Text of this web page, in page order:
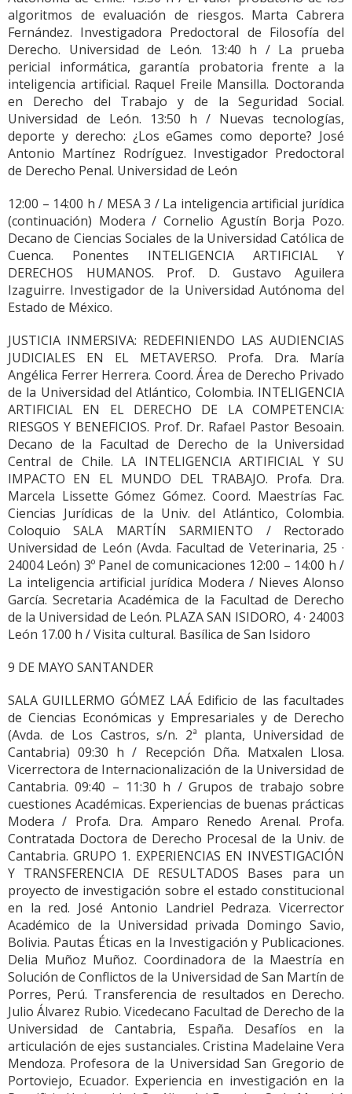
algoritmos de evaluación de riesgos. Marta Cabrera
Fernández. Investigadora Predoctoral de Filosofía del
Derecho. Universidad de León. 13:40 h / La prueba
pericial informática, garantía probatoria frente a la
inteligencia artificial. Raquel Freile Mansilla. Doctoranda
en Derecho del Trabajo y de la Seguridad Social.
Universidad de León. 13:50 h / Nuevas tecnologías,
deporte y derecho: ¿Los eGames como deporte? José
Antonio Martínez Rodríguez. Investigador Predoctoral
de Derecho Penal. Universidad de León
12:00 – 14:00 h / MESA 3 / La inteligencia artificial jurídica
(continuación) Modera / Cornelio Agustín Borja Pozo.
Decano de Ciencias Sociales de la Universidad Católica de
Cuenca. Ponentes INTELIGENCIA ARTIFICIAL Y
DERECHOS HUMANOS. Prof. D. Gustavo Aguilera
Izaguirre. Investigador de la Universidad Autónoma del
Estado de México.
JUSTICIA INMERSIVA: REDEFINIENDO LAS AUDIENCIAS
JUDICIALES EN EL METAVERSO. Profa. Dra. María
Angélica Ferrer Herrera. Coord. Área de Derecho Privado
de la Universidad del Atlántico, Colombia. INTELIGENCIA
ARTIFICIAL EN EL DERECHO DE LA COMPETENCIA:
RIESGOS Y BENEFICIOS. Prof. Dr. Rafael Pastor Besoain.
Decano de la Facultad de Derecho de la Universidad
Central de Chile. LA INTELIGENCIA ARTIFICIAL Y SU
IMPACTO EN EL MUNDO DEL TRABAJO. Profa. Dra.
Marcela Lissette Gómez Gómez. Coord. Maestrías Fac.
Ciencias Jurídicas de la Univ. del Atlántico, Colombia.
Coloquio SALA MARTÍN SARMIENTO / Rectorado
Universidad de León (Avda. Facultad de Veterinaria, 25 ·
24004 León) 3º Panel de comunicaciones 12:00 – 14:00 h /
La inteligencia artificial jurídica Modera / Nieves Alonso
García. Secretaria Académica de la Facultad de Derecho
de la Universidad de León. PLAZA SAN ISIDORO, 4 · 24003
León 17.00 h / Visita cultural. Basílica de San Isidoro
9 DE MAYO SANTANDER
SALA GUILLERMO GÓMEZ LAÁ Edificio de las facultades
de Ciencias Económicas y Empresariales y de Derecho
(Avda. de Los Castros, s/n. 2ª planta, Universidad de
Cantabria) 09:30 h / Recepción Dña. Matxalen Llosa.
Vicerrectora de Internacionalización de la Universidad de
Cantabria. 09:40 – 11:30 h / Grupos de trabajo sobre
cuestiones Académicas. Experiencias de buenas prácticas
Modera / Profa. Dra. Amparo Renedo Arenal. Profa.
Contratada Doctora de Derecho Procesal de la Univ. de
Cantabria. GRUPO 1. EXPERIENCIAS EN INVESTIGACIÓN
Y TRANSFERENCIA DE RESULTADOS Bases para un
proyecto de investigación sobre el estado constitucional
en la red. José Antonio Landriel Pedraza. Vicerrector
Académico de la Universidad privada Domingo Savio,
Bolivia. Pautas Éticas en la Investigación y Publicaciones.
Delia Muñoz Muñoz. Coordinadora de la Maestría en
Solución de Conflictos de la Universidad de San Martín de
Porres, Perú. Transferencia de resultados en Derecho.
Julio Álvarez Rubio. Vicedecano Facultad de Derecho de la
Universidad de Cantabria, España. Desafíos en la
articulación de ejes sustanciales. Cristina Madelaine Vera
Mendoza. Profesora de la Universidad San Gregorio de
Portoviejo, Ecuador. Experiencia en investigación en la